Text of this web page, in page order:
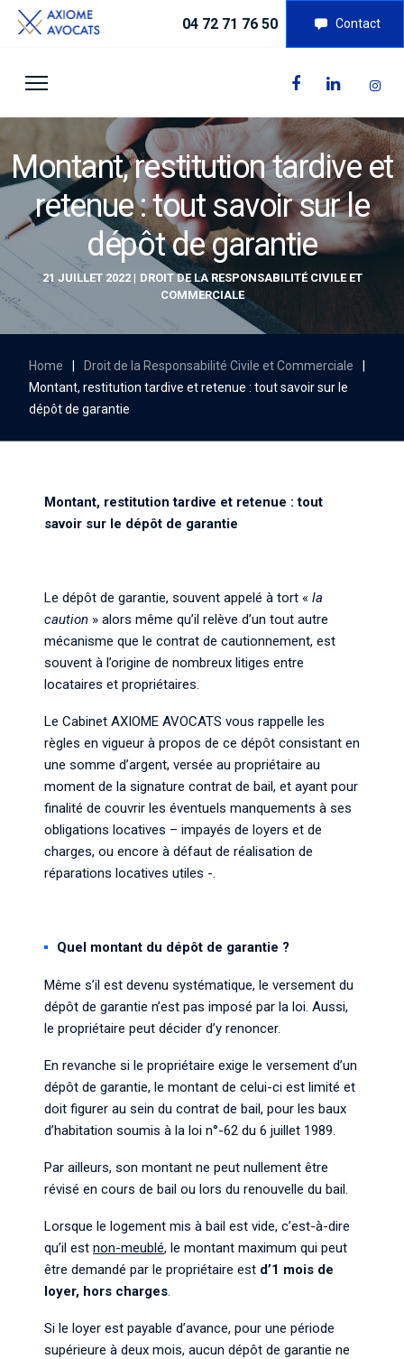
04 72 71 76 50 Contact
Montant, restitution tardive et
retenue : tout savoir sur le
dépôt de garantie
21 JUILLET 2022
DROIT DE LA RESPONSABILITÉ CIVILE ET
COMMERCIALE
Home Droit de la Responsabilité Civile et Commerciale
Montant, restitution tardive et retenue : tout savoir sur le
dépôt de garantie
Montant, restitution tardive et retenue : tout
savoir sur le dépôt de garantie
Le dépôt de garantie, souvent appelé à tort « la
caution » alors même qu’il relève d’un tout autre
mécanisme que le contrat de cautionnement, est
souvent à l’origine de nombreux litiges entre
locataires et propriétaires.
Le Cabinet AXIOME AVOCATS vous rappelle les
règles en vigueur à propos de ce dépôt consistant en
une somme d’argent, versée au propriétaire au
moment de la signature contrat de bail, et ayant pour
finalité de couvrir les éventuels manquements à ses
obligations locatives – impayés de loyers et de
charges, ou encore à défaut de réalisation de
réparations locatives utiles -.
Quel montant du dépôt de garantie ?
Même s’il est devenu systématique, le versement du
dépôt de garantie n’est pas imposé par la loi. Aussi,
le propriétaire peut décider d’y renoncer.
En revanche si le propriétaire exige le versement d’un
dépôt de garantie, le montant de celui-ci est limité et
doit figurer au sein du contrat de bail, pour les baux
d’habitation soumis à la loi n°-62 du 6 juillet 1989.
Par ailleurs, son montant ne peut nullement être
révisé en cours de bail ou lors du renouvelle du bail.
Lorsque le logement mis à bail est vide, c’est-à-dire
qu’il est non-meublé, le montant maximum qui peut
être demandé par le propriétaire est d’1 mois de
loyer, hors charges.
Si le loyer est payable d’avance, pour une période
supérieure à deux mois, aucun dépôt de garantie ne